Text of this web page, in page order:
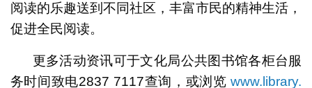
阅读的乐趣送到不同社区，丰富市民的精神生活，
促进全民阅读。
更多活动资讯可于文化局公共图书馆各柜台服
务时间致电2837 7117查询，或浏览www.library.